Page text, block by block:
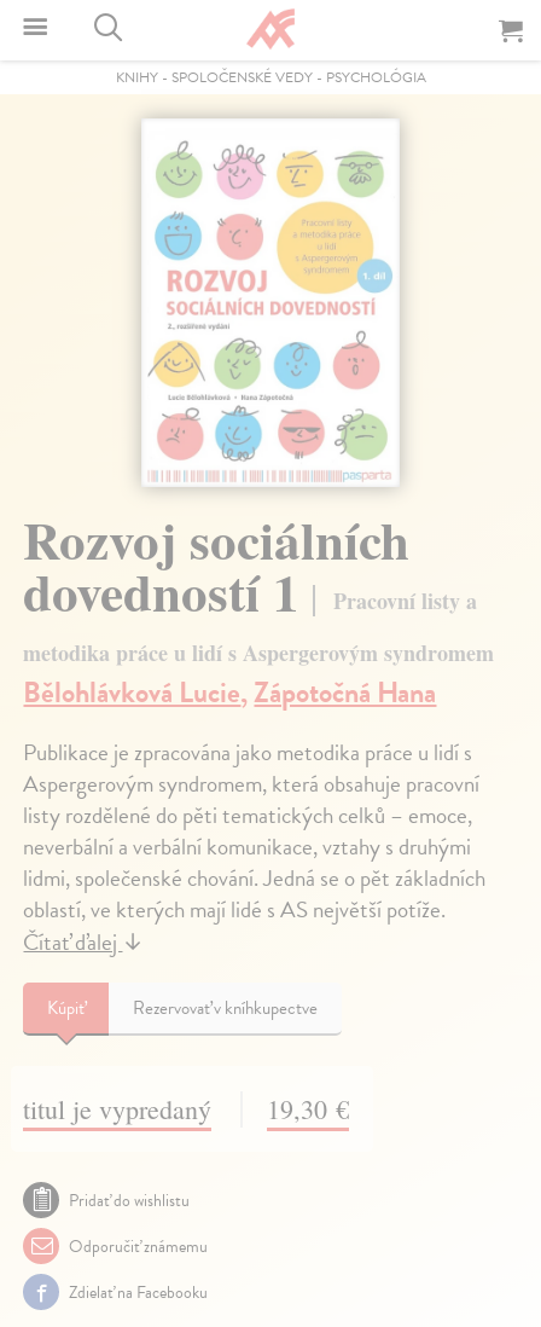
KNIHY- SPOLOČENSKÉ VEDY- PSYCHOLÓGIA
Rozvoj sociálních
dovedností 1
Pracovní listy a
metodika práce u lidí s Aspergerovým syndromem
Bělohlávková Lucie,Zápotočná Hana
Publikace je zpracována jako metodika práce u lidí s
Aspergerovým syndromem, která obsahuje pracovní
listy rozdělené do pěti tematických celků – emoce,
neverbální a verbální komunikace, vztahy s druhými
lidmi, společenské chování. Jedná se o pět základních
oblastí, ve kterých mají lidé s AS největší potíže.
Čítať ďalej ↓
Kúpiť Rezervovať v kníhkupectve
titul je vypredaný 19,30 €
Pridať do wishlistu
Odporučiť známemu
Zdielať na Facebooku